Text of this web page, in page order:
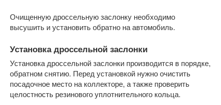
Очищенную дроссельную заслонку необходимо
высушить и установить обратно на автомобиль.
Установка дроссельной заслонки
Установка дроссельной заслонки производится в порядке,
обратном снятию. Перед установкой нужно очистить
посадочное место на коллекторе, а также проверить
целостность резинового уплотнительного кольца.